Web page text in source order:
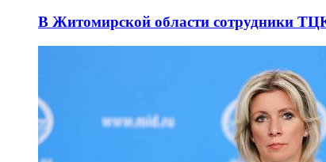
В Житомирской области сотрудники